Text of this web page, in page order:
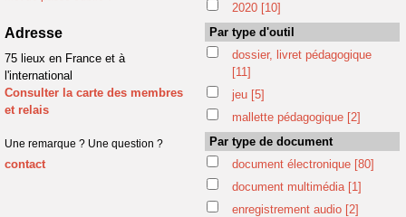
Adresse
75 lieux en France et à
l'international
Consulter la carte des membres
et relais
Une remarque ? Une question ?
contact
2020 [10]
Par type d'outil
dossier, livret pédagogique
[11]
jeu [5]
mallette pédagogique [2]
Par type de document
document électronique [80]
document multimédia [1]
enregistrement audio [2]